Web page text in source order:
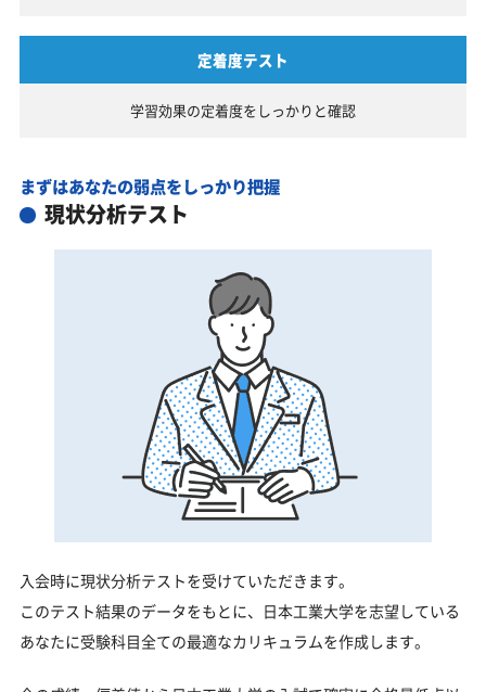
定着度テスト
学習効果の定着度を しっかりと確認
まずはあなたの弱点をしっかり把握
現状分析テスト
入会時に現状分析テストを受けていただきます。
このテスト結果のデータをもとに、日本工業大学を志望している
あなたに受験科目全ての最適なカリキュラムを作成します。